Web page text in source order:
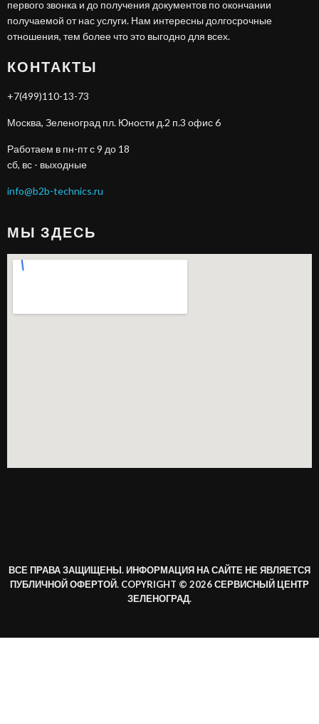
первого звонка и до получения документов по окончании
получаемой от нас услуги. Нам интересны долгосрочные
отношения, тем более что это выгодно для всех.
КОНТАКТЫ
+7(499)110-13-73
Москва, Зеленоград пл. Юности д.2 п.3 офис 6
Работаем в пн-пт с 9 до 18
сб, вс - выходные
info@b2b-technics.ru
МЫ ЗДЕСЬ
ВСЕ ПРАВА ЗАЩИЩЕНЫ. ИНФОРМАЦИЯ НА САЙТЕ НЕ ЯВЛЯЕТСЯ
ПУБЛИЧНОЙ ОФЕРТОЙ. COPYRIGHT © 2026 СЕРВИСНЫЙ ЦЕНТР
ЗЕЛЕНОГРАД.